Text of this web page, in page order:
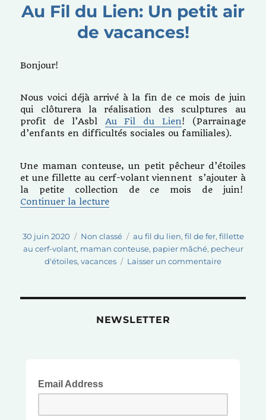
Au Fil du Lien: Un petit air
de vacances!
Bonjour!
Nous voici déjà arrivé à la fin de ce mois de juin
qui clôturera la réalisation des sculptures au
profit de l’Asbl Au Fil du Lien! (Parrainage
d’enfants en difficultés sociales ou familiales).
Une maman conteuse, un petit pêcheur d’étoiles
et une fillette au cerf-volant viennent s’ajouter à
la petite collection de ce mois de juin!
Continuer la lecturede « Au Fil du Lien: Un petit air
Publié
le
30 juin 2020 Catégories
Non classé Étiquettes
au fil du lien, fil de fer, fillette
au cerf-volant, maman conteuse, papier mâché, pecheur
d'étoiles, vacances Laisser un commentairesur
du
NEWSLETTER
Email Address